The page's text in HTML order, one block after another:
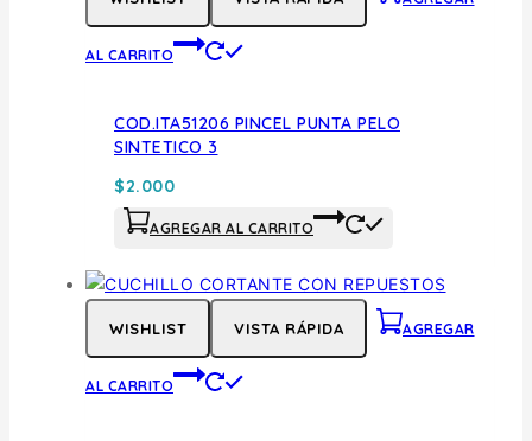
AL CARRITO
COD.ITA51206 PINCEL PUNTA PELO
SINTETICO 3
$2.000
AGREGAR AL CARRITO
WISHLIST VISTA RÁPIDA AGREGAR
AL CARRITO